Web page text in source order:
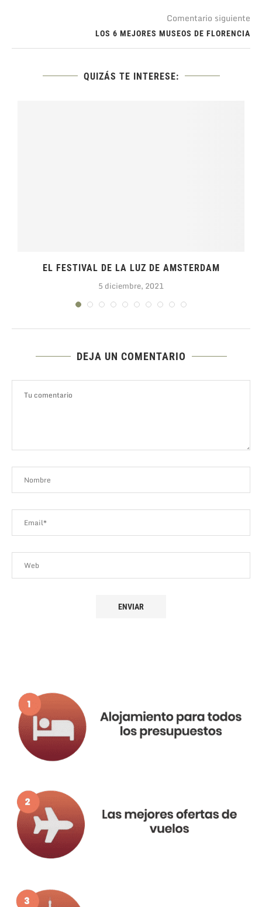
Comentario siguiente
LOS 6 MEJORES MUSEOS DE FLORENCIA
QUIZÁS TE INTERESE:
EL FESTIVAL DE LA LUZ DE AMSTERDAM
5 diciembre, 2021
DEJA UN COMENTARIO